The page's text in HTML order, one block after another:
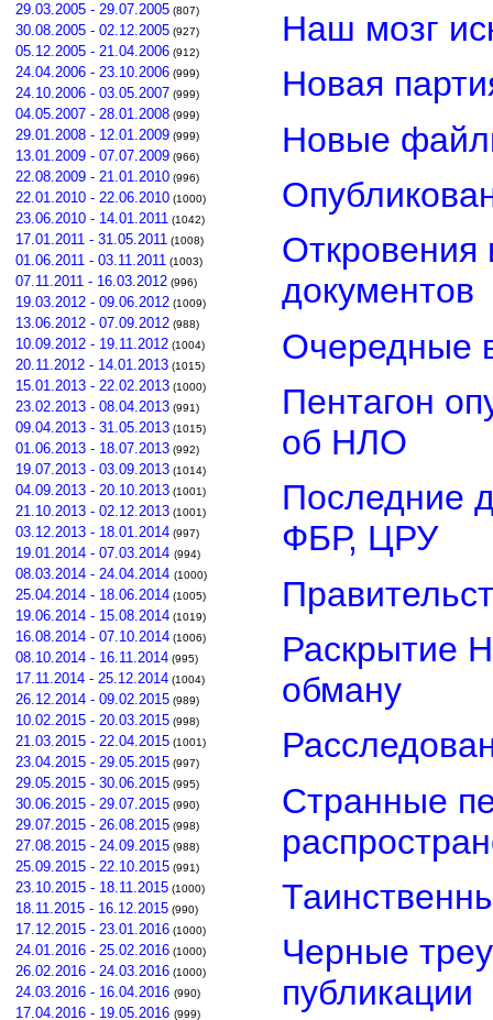
29.03.2005 - 29.07.2005 (807)
30.08.2005 - 02.12.2005 (927)
05.12.2005 - 21.04.2006 (912)
24.04.2006 - 23.10.2006 (999)
24.10.2006 - 03.05.2007 (999)
04.05.2007 - 28.01.2008 (999)
29.01.2008 - 12.01.2009 (999)
13.01.2009 - 07.07.2009 (966)
22.08.2009 - 21.01.2010 (996)
22.01.2010 - 22.06.2010 (1000)
23.06.2010 - 14.01.2011 (1042)
17.01.2011 - 31.05.2011 (1008)
01.06.2011 - 03.11.2011 (1003)
07.11.2011 - 16.03.2012 (996)
19.03.2012 - 09.06.2012 (1009)
13.06.2012 - 07.09.2012 (988)
10.09.2012 - 19.11.2012 (1004)
20.11.2012 - 14.01.2013 (1015)
15.01.2013 - 22.02.2013 (1000)
23.02.2013 - 08.04.2013 (991)
09.04.2013 - 31.05.2013 (1015)
01.06.2013 - 18.07.2013 (992)
19.07.2013 - 03.09.2013 (1014)
04.09.2013 - 20.10.2013 (1001)
21.10.2013 - 02.12.2013 (1001)
03.12.2013 - 18.01.2014 (997)
19.01.2014 - 07.03.2014 (994)
08.03.2014 - 24.04.2014 (1000)
25.04.2014 - 18.06.2014 (1005)
19.06.2014 - 15.08.2014 (1019)
16.08.2014 - 07.10.2014 (1006)
08.10.2014 - 16.11.2014 (995)
17.11.2014 - 25.12.2014 (1004)
26.12.2014 - 09.02.2015 (989)
10.02.2015 - 20.03.2015 (998)
21.03.2015 - 22.04.2015 (1001)
23.04.2015 - 29.05.2015 (997)
29.05.2015 - 30.06.2015 (995)
30.06.2015 - 29.07.2015 (990)
29.07.2015 - 26.08.2015 (998)
27.08.2015 - 24.09.2015 (988)
25.09.2015 - 22.10.2015 (991)
23.10.2015 - 18.11.2015 (1000)
18.11.2015 - 16.12.2015 (990)
17.12.2015 - 23.01.2016 (1000)
24.01.2016 - 25.02.2016 (1000)
26.02.2016 - 24.03.2016 (1000)
24.03.2016 - 16.04.2016 (990)
17.04.2016 - 19.05.2016 (999)
Наш мозг
Новая
Новые
Откровения
документов
Очередные
Пентагон
об НЛО
Последние
ФБР, ЦРУ
Раскрытие
обману
Странные
Черные
публикации